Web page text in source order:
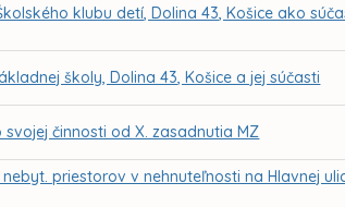
klubu detí, Dolina 43, Košice ako
školy, Dolina 43, Košice a jej súčasti
činnosti od X. zasadnutia MZ
priestorov v nehnuteľnosti na Hlavnej